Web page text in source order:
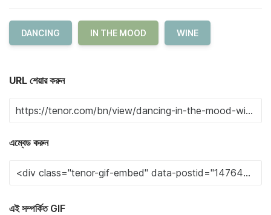
DANCING IN THE MOOD WINE
URL শেয়ার করুন
এম্বেড করুন
এই সম্পর্কিত GIF